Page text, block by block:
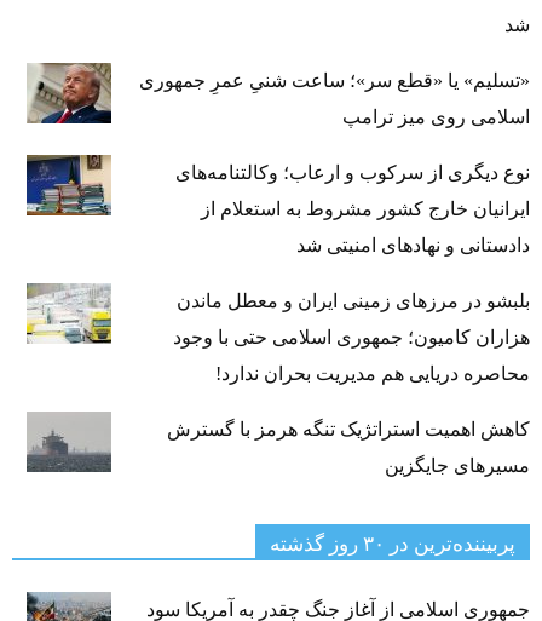
شد
«تسلیم» یا «قطع سر»؛ ساعت شنیِ عمرِ جمهوری
اسلامی روی میز ترامپ
نوع دیگری از سرکوب و ارعاب؛ وکالتنامه‌های
ایرانیان خارج کشور مشروط به استعلام از
دادستانی و نهادهای امنیتی شد
بلبشو در مرزهای زمینی ایران و معطل ماندن
هزاران کامیون؛ جمهوری اسلامی حتی با وجود
محاصره دریایی هم مدیریت بحران ندارد!
کاهش اهمیت استراتژیک تنگه‌ هرمز با گسترش
مسیرهای جایگزین
پربیننده‌ترین‌ در ۳۰ روز گذشته
جمهوری اسلامی از آغاز جنگ چقدر به آمریکا سود